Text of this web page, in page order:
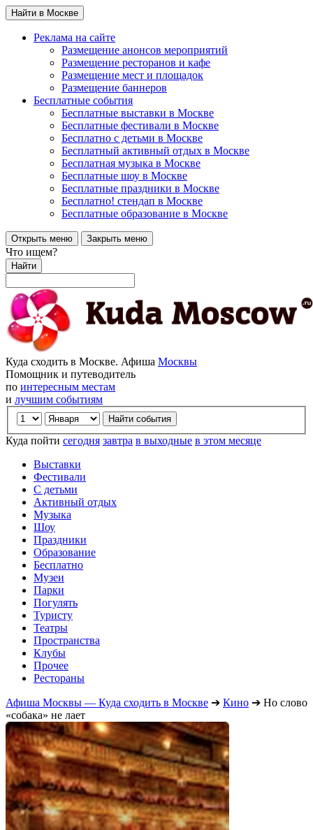
Найти в Москве
Реклама на сайте
Размещение анонсов мероприятий
Размещение ресторанов и кафе
Размещение мест и площадок
Размещение баннеров
Бесплатные события
Бесплатные выставки в Москве
Бесплатные фестивали в Москве
Бесплатно с детьми в Москве
Бесплатный активный отдых в Москве
Бесплатная музыка в Москве
Бесплатные шоу в Москве
Бесплатные праздники в Москве
Бесплатно! стендап в Москве
Бесплатные образование в Москве
Открыть меню Закрыть меню
Что ищем?
Найти
Куда сходить в Москве. Афиша Москвы
Помощник и путеводитель
по интересным местам
и лучшим событиям
Куда пойти сегодня завтра в выходные в этом месяце
Выставки
Фестивали
С детьми
Активный отдых
Музыка
Шоу
Праздники
Образование
Бесплатно
Музеи
Парки
Погулять
Туристу
Театры
Пространства
Клубы
Прочее
Рестораны
Афиша Москвы — Куда сходить в Москве ➔ Кино ➔ Но слово
«собака» не лает